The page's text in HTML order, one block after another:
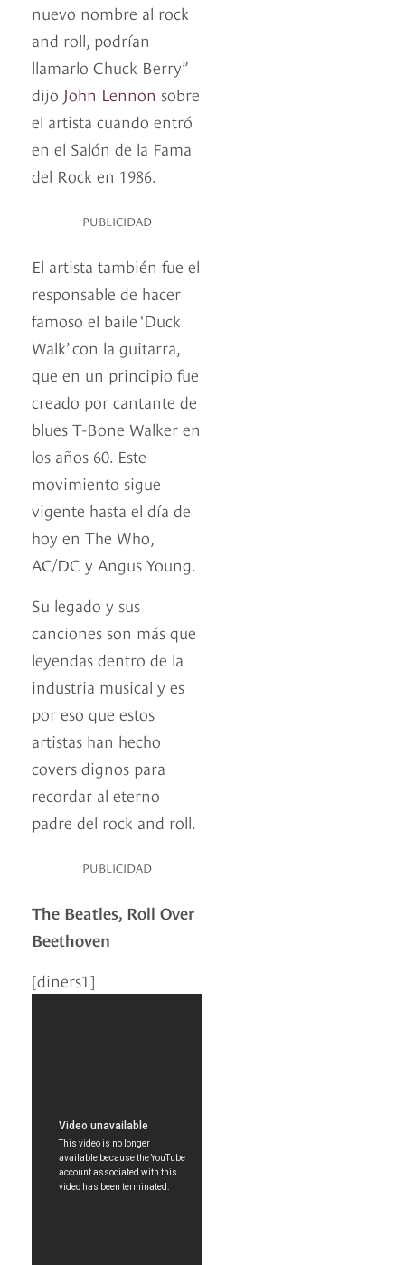
nuevo nombre al rock
and roll, podrían
llamarlo Chuck Berry”
dijo John Lennon sobre
el artista cuando entró
en el Salón de la Fama
del Rock en 1986.
PUBLICIDAD
El artista también fue el
responsable de hacer
famoso el baile ‘Duck
Walk’ con la guitarra,
que en un principio fue
creado por cantante de
blues T-Bone Walker en
los años 60. Este
movimiento sigue
vigente hasta el día de
hoy en The Who,
AC/DC y Angus Young.
Su legado y sus
canciones son más que
leyendas dentro de la
industria musical y es
por eso que estos
artistas han hecho
covers dignos para
recordar al eterno
padre del rock and roll.
PUBLICIDAD
The Beatles, Roll Over
Beethoven
[diners1]